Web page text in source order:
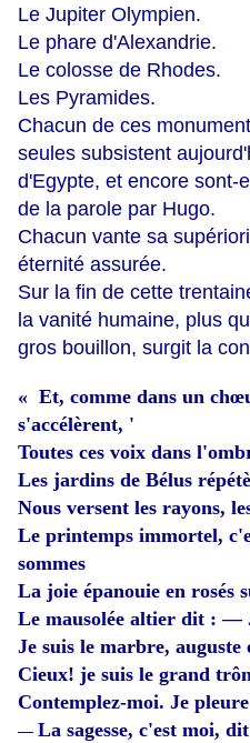
Le Jupiter Olympien.
Le phare d'Alexandrie.
Le colosse de Rhodes.
Les Pyramides.
Chacun de ces
seules subsistent
d'Egypte, et encore sont-
de la parole par Hugo.
Chacun vante sa
éternité assurée.
Sur la fin de cette
la vanité humaine, plus
gros bouillon, surgit la
« Et, comme dans un
s'accélèrent, '
Toutes ces voix dans
Les jardins de Bélus
Nous versent les rayons,
Le printemps immortel,
sommes
La joie épanouie en rosés
Le mausolée altier dit : —
Je suis le marbre, auguste
Cieux! je suis le grand
Contemplez-moi. Je
— La sagesse, c'est moi,